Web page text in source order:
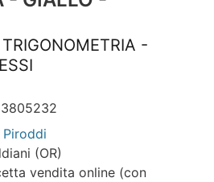
-
Piroddi
(OR)
vendita online (con